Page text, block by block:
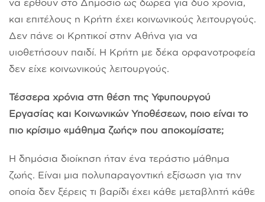
να έρθουν στο Δημόσιο ως δωρεά για δύο χρόνια,
και επιτέλους η Κρήτη έχει κοινωνικούς λειτουργούς.
Δεν πάνε οι Κρητικοί στην Αθήνα για να
υιοθετήσουν παιδί. Η Κρήτη με δέκα ορφανοτροφεία
δεν είχε κοινωνικούς λειτουργούς.
Τέσσερα χρόνια στη θέση της Υφυπουργού
Εργασίας και Κοινωνικών Υποθέσεων, ποιο είναι το
πιο κρίσιμο «μάθημα ζωής» που αποκομίσατε;
Η δημόσια διοίκηση ήταν ένα τεράστιο μάθημα
ζωής. Είναι μια πολυπαραγοντική εξίσωση για την
οποία δεν ξέρεις τι βαρίδι έχει κάθε μεταβλητή κάθε